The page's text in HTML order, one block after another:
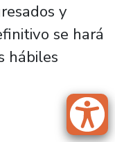
y
se hará
hábiles